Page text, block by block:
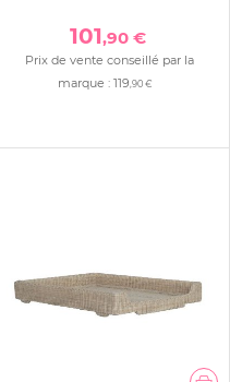
101,90 €
Prix de vente conseillé par la
marque :119,90 €